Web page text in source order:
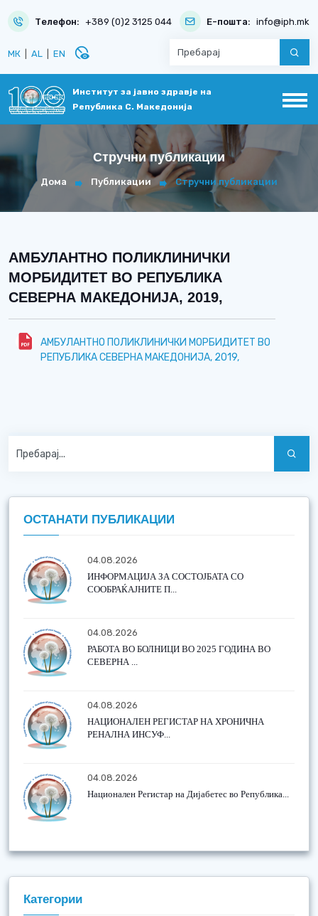
Телефон: +389 (0)2 3125 044 Е-пошта: info@iph.mk
МК AL EN disabled_visible
Институт за јавно здравје на
Република С. Македонија
Стручни публикации
Дома Публикации Стручни публикации
АМБУЛАНТНО ПОЛИКЛИНИЧКИ
МОРБИДИТЕТ ВО РЕПУБЛИКА
СЕВЕРНА МАКЕДОНИЈА, 2019,
АМБУЛАНТНО ПОЛИКЛИНИЧКИ МОРБИДИТЕТ ВО
РЕПУБЛИКА СЕВЕРНА МАКЕДОНИЈА, 2019,
ОСТАНАТИ ПУБЛИКАЦИИ
04.08.2026
ИНФОРМАЦИЈА ЗА СОСТОЈБАТА СО
СООБРАЌАЈНИТЕ П...
04.08.2026
РАБОТА ВО БОЛНИЦИ ВО 2025 ГОДИНА ВО
СЕВЕРНА ...
04.08.2026
НАЦИОНАЛЕН РЕГИСТАР НА ХРОНИЧНА
РЕНАЛНА ИНСУФ...
04.08.2026
Национален Регистар на Дијабетес во Република...
Категории